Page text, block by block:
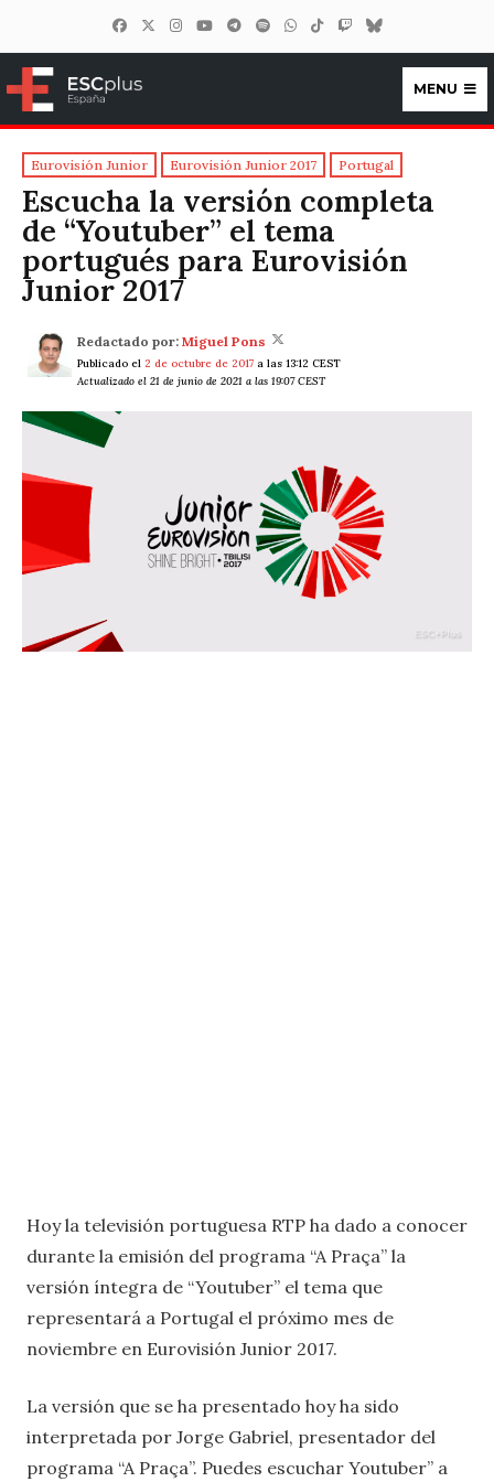
ESCplus España
MENU
Eurovisión Junior Eurovisión Junior 2017 Portugal
Escucha la versión completa
de “Youtuber” el tema
portugués para Eurovisión
Junior 2017
Redactado por: Miguel Pons
Publicado el 2 de octubre de 2017 a las 13:12 CEST
Actualizado el 21 de junio de 2021 a las 19:07 CEST
Hoy la televisión portuguesa RTP ha dado a conocer
durante la emisión del programa “A Praça” la
versión íntegra de “Youtuber” el tema que
representará a Portugal el próximo mes de
noviembre en Eurovisión Junior 2017.
La versión que se ha presentado hoy ha sido
interpretada por Jorge Gabriel, presentador del
programa “A Praça”. Puedes escuchar Youtuber” a